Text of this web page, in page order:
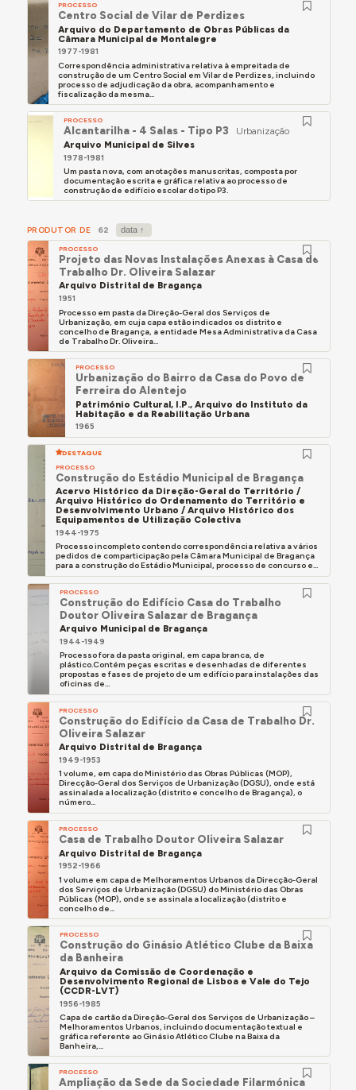
PROCESSO
Centro Social de Vilar de Perdizes
Arquivo do Departamento de Obras Públicas da
Câmara Municipal de Montalegre
1977-1981
Correspondência administrativa relativa à empreitada de
construção de um Centro Social em Vilar de Perdizes, incluindo
processo de adjudicação da obra, acompanhamento e
fiscalização da mesma...
PROCESSO
Alcantarilha - 4 Salas - Tipo P3
Urbanização
Arquivo Municipal de Silves
1978-1981
Um pasta nova, com anotações manuscritas, composta por
documentação escrita e gráfica relativa ao processo de
construção de edifício escolar do tipo P3.
PRODUTOR DE 62
PROCESSO
Projeto das Novas Instalações Anexas à Casa de
Trabalho Dr. Oliveira Salazar
Arquivo Distrital de Bragança
1951
Processo em pasta da Direção-Geral dos Serviços de
Urbanização, em cuja capa estão indicados os distrito e
concelho de Bragança, a entidade Mesa Administrativa da Casa
de Trabalho Dr. Oliveira...
PROCESSO
Urbanização do Bairro da Casa do Povo de
Ferreira do Alentejo
Património Cultural, I.P., Arquivo do Instituto da
Habitação e da Reabilitação Urbana
1965
DESTAQUE
PROCESSO
Construção do Estádio Municipal de Bragança
Acervo Histórico da Direção-Geral do Território /
Arquivo Histórico do Ordenamento do Território e
Desenvolvimento Urbano / Arquivo Histórico dos
Equipamentos de Utilização Colectiva
1944-1975
Processo incompleto contendo correspondência relativa a vários
pedidos de comparticipação pela Câmara Municipal de Bragança
para a construção do Estádio Municipal, processo de concurso e...
PROCESSO
Construção do Edifício Casa do Trabalho
Doutor Oliveira Salazar de Bragança
Arquivo Municipal de Bragança
1944-1949
Processo fora da pasta original, em capa branca, de
plástico.Contém peças escritas e desenhadas de diferentes
propostas e fases de projeto de um edifício para instalações das
oficinas de...
PROCESSO
Construção do Edifício da Casa de Trabalho Dr.
Oliveira Salazar
Arquivo Distrital de Bragança
1949-1953
1 volume, em capa do Ministério das Obras Públicas (MOP),
Direcção-Geral dos Serviços de Urbanização (DGSU), onde está
assinalada a localização (distrito e concelho de Bragança), o
número...
PROCESSO
Casa de Trabalho Doutor Oliveira Salazar
Arquivo Distrital de Bragança
1952-1966
1 volume em capa de Melhoramentos Urbanos da Direcção-Geral
dos Serviços de Urbanização (DGSU) do Ministério das Obras
Públicas (MOP), onde se assinala a localização (distrito e
concelho de...
PROCESSO
Construção do Ginásio Atlético Clube da Baixa
da Banheira
Arquivo da Comissão de Coordenação e
Desenvolvimento Regional de Lisboa e Vale do Tejo
(CCDR-LVT)
1956-1985
Capa de cartão da Direção-Geral dos Serviços de Urbanização –
Melhoramentos Urbanos, incluindo documentação textual e
gráfica referente ao Ginásio Atlético Clube na Baixa da
Banheira,...
PROCESSO
Ampliação da Sede da Sociedade Filarmónica